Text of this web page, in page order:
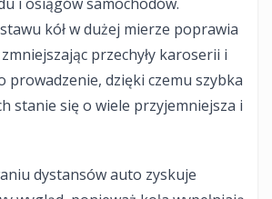
kół w dużej mierze poprawia
przechyły karoserii i
prowadzenie, dzięki czemu szybka
stanie się o wiele przyjemniejsza i
dystansów auto zyskuje